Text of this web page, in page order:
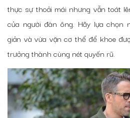
thực sự thoải mái nhưng vẫn toát
của người đàn ông. Hãy lựa chọn
giản và vừa vặn cơ thể để khoe
trưởng thành cùng nét quyến rũ.